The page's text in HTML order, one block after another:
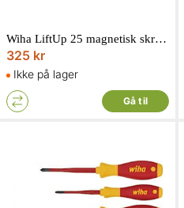
Wiha LiftUp 25 magnetisk skruetrækker med bitsmagasin
325 kr
Ikke på lager
Gå til